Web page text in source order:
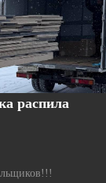
распила